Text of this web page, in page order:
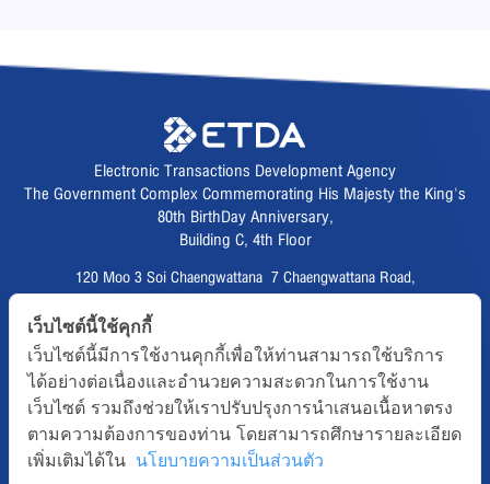
Electronic Transactions Development Agency
The Government Complex Commemorating His Majesty the King's
80th BirthDay Anniversary,
Building C, 4th Floor
120 Moo 3 Soi Chaengwattana 7 Chaengwattana Road,
Fax :02 123 1200
CALL CENTER :02 123 1234
email :info@etda.or.th
Follows
เว็บไซต์นี้ใช้คุกกี้
เว็บไซต์นี้มีการใช้งานคุกกี้เพื่อให้ท่านสามารถใช้บริการ
ได้อย่างต่อเนื่องและอำนวยความสะดวกในการใช้งาน
เว็บไซต์ รวมถึงช่วยให้เราปรับปรุงการนำเสนอเนื้อหาตรง
ตามความต้องการของท่าน โดยสามารถศึกษารายละเอียด
เพิ่มเติมได้ใน นโยบายความเป็นส่วนตัว